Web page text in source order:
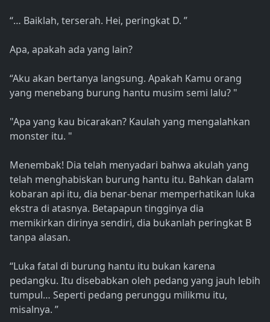
“… Baiklah, terserah. Hei, peringkat D. ”
Apa, apakah ada yang lain?
“Aku akan bertanya langsung. Apakah Kamu orang
yang menebang burung hantu musim semi lalu? "
"Apa yang kau bicarakan? Kaulah yang mengalahkan
monster itu. "
Menembak! Dia telah menyadari bahwa akulah yang
telah menghabiskan burung hantu itu. Bahkan dalam
kobaran api itu, dia benar-benar memperhatikan luka
ekstra di atasnya. Betapapun tingginya dia
memikirkan dirinya sendiri, dia bukanlah peringkat B
tanpa alasan.
“Luka fatal di burung hantu itu bukan karena
pedangku. Itu disebabkan oleh pedang yang jauh lebih
tumpul… Seperti pedang perunggu milikmu itu,
misalnya. ”